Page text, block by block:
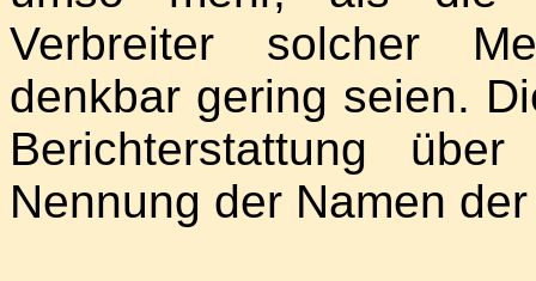
Verbreiter solcher
denkbar gering seien.
Berichterstattung
Nennung der Namen